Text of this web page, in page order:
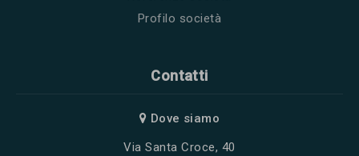
Profilo società
Contatti
Dove siamo
Via Santa Croce, 40